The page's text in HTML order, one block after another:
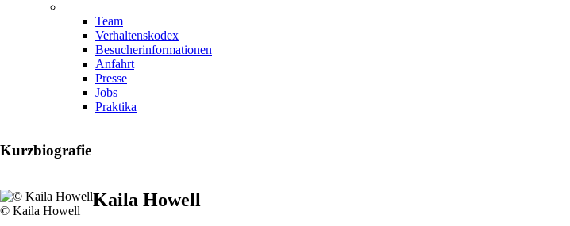
Team
Verhaltenskodex
Besucherinformationen
Anfahrt
Presse
Jobs
Praktika
Kurzbiografie
© Kaila Howell
Kaila Howell